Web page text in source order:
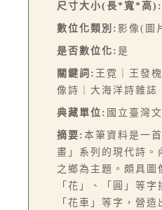
尺寸大小(長*寬*高):
數位化類別: 影像(圖
是否數位化: 是
關鍵詞: 王霓｜王發
像詩｜大海洋詩雜誌
典藏單位: 國立臺灣
摘要: 本筆資料是一
畫」系列的現代詩。
之鄉為主題。頗具圖
「花」、「圓」等字
「花車」等字，營